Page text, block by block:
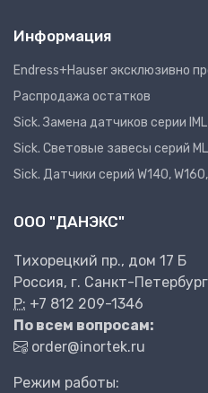
Информация
Endress+Hauser эксклюзивно
Распродажа остатков
Sick. Замена датчиков серии IML
Sick. Световые завесы серий
Sick. Датчики серий W140, W160,
ООО "ДАНЭКС"
Тихорецкий пр., дом 17 Б
Россия, г. Санкт-
P: +7 812 209-1346
По всем вопросам:
order@inortek.ru
Режим работы: